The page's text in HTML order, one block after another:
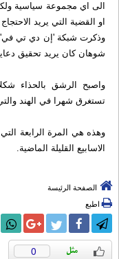
الى اي مجموعة سياسية
او القضية التي يريد الاحتجاج
وذكرت شبكة 'إن دي تي في'
شوهان كان يريد تحقيق
واصبح الرشق بالحذاء
تستغرق شهرا في الهند
وهذه هي المرة الرابعة
الاسابيع القليلة الماضية.
الصفحة الرئيسة
اطبع
0